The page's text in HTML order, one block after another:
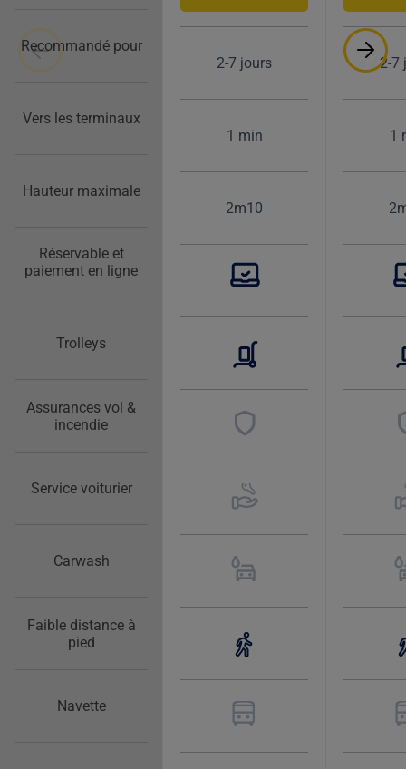
Recommandé pour
Vers les terminaux
Hauteur maximale
Réservable et
paiement en ligne
Trolleys
Assurances vol &
incendie
Service voiturier
Carwash
Faible distance à
pied
Navette
2-7 jours
1 min
2m10
2-7
1